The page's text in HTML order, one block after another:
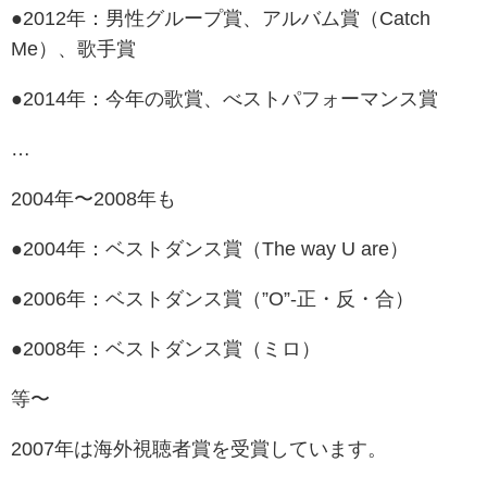
●2012年：男性グループ賞、アルバム賞（Catch
Me）、歌手賞
●2014年：今年の歌賞、べストパフォーマンス賞
…
2004年〜2008年も
●2004年：ベストダンス賞（The way U are）
●2006年：ベストダンス賞（”O”-正・反・合）
●2008年：ベストダンス賞（ミロ）
等〜
2007年は海外視聴者賞を受賞しています。